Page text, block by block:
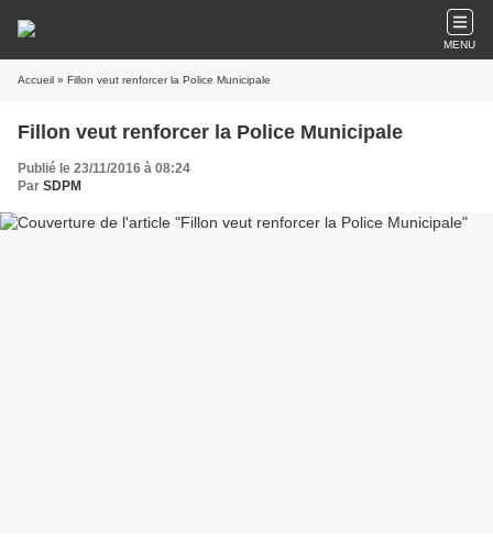
MENU
Accueil » Fillon veut renforcer la Police Municipale
Fillon veut renforcer la Police Municipale
Publié le 23/11/2016 à 08:24
Par SDPM